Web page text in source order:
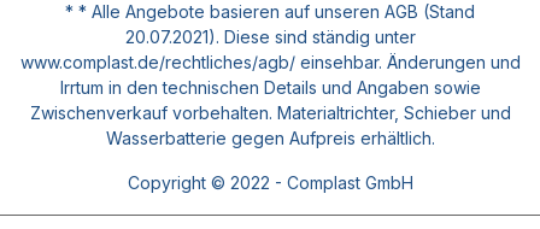
* * Alle Angebote basieren auf unseren AGB (Stand
20.07.2021). Diese sind ständig unter
www.complast.de/rechtliches/agb/ einsehbar. Änderungen und
Irrtum in den technischen Details und Angaben sowie
Zwischenverkauf vorbehalten. Materialtrichter, Schieber und
Wasserbatterie gegen Aufpreis erhältlich.
Copyright © 2022 - Complast GmbH